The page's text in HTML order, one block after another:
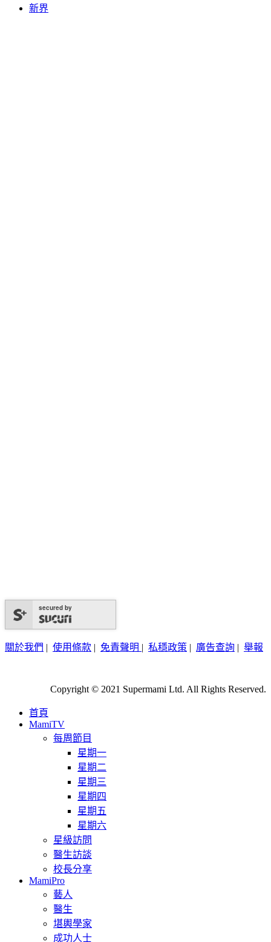
新界
secured by
關於我們 | 使用條款 | 免責聲明 | 私穩政策 | 廣告查詢 | 舉報
Copyright © 2021 Supermami Ltd. All Rights Reserved.
首頁
MamiTV
每周節目
星期一
星期二
星期三
星期四
星期五
星期六
星級訪問
醫生訪談
校長分享
MamiPro
藝人
醫生
堪輿學家
成功人士